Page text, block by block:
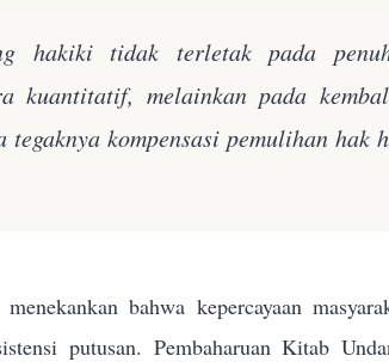
hakiki tidak terletak pada
kuantitatif, melainkan pada
kompensasi pemulihan hak
bahwa kepercayaan
putusan. Pembaharuan Kitab